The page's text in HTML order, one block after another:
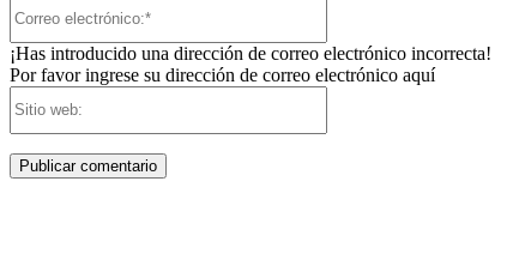
¡Has introducido una dirección de correo electrónico incorrecta!
Por favor ingrese su dirección de correo electrónico aquí